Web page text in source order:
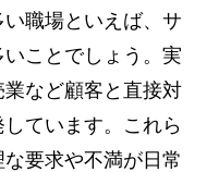
職場といえば、サ
ことでしょう。実
など顧客と直接対
ています。これら
要求や不満が日常